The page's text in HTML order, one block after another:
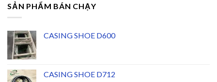
SẢN PHẨM BÁN CHẠY
CASING SHOE D600
CASING SHOE D712